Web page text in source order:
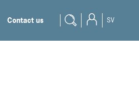
Contact us SV